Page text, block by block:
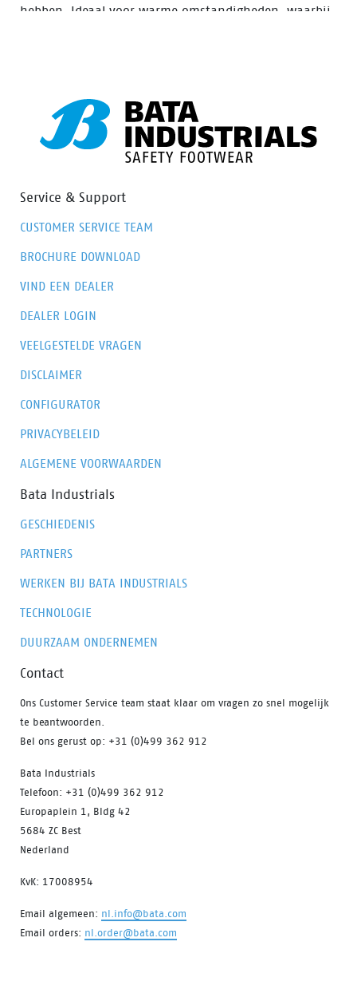
hebben. Ideaal voor warme omstandigheden, waarbij
Service & Support
CUSTOMER SERVICE TEAM
BROCHURE DOWNLOAD
VIND EEN DEALER
DEALER LOGIN
VEELGESTELDE VRAGEN
DISCLAIMER
CONFIGURATOR
PRIVACYBELEID
ALGEMENE VOORWAARDEN
Bata Industrials
GESCHIEDENIS
PARTNERS
WERKEN BIJ BATA INDUSTRIALS
TECHNOLOGIE
DUURZAAM ONDERNEMEN
Contact
Ons Customer Service team staat klaar om vragen zo snel mogelijk
te beantwoorden.
Bel ons gerust op: +31 (0)499 362 912
Bata Industrials
Telefoon: +31 (0)499 362 912
Europaplein 1, Bldg 42
5684 ZC Best
Nederland
KvK: 17008954
Email algemeen: nl.info@bata.com
Email orders: nl.order@bata.com